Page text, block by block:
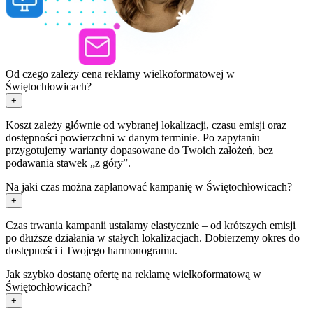
Od czego zależy cena reklamy wielkoformatowej w
Świętochłowicach?
+
Koszt zależy głównie od wybranej lokalizacji, czasu emisji oraz
dostępności powierzchni w danym terminie. Po zapytaniu
przygotujemy warianty dopasowane do Twoich założeń, bez
podawania stawek „z góry”.
Na jaki czas można zaplanować kampanię w Świętochłowicach?
+
Czas trwania kampanii ustalamy elastycznie – od krótszych emisji
po dłuższe działania w stałych lokalizacjach. Dobierzemy okres do
dostępności i Twojego harmonogramu.
Jak szybko dostanę ofertę na reklamę wielkoformatową w
Świętochłowicach?
+